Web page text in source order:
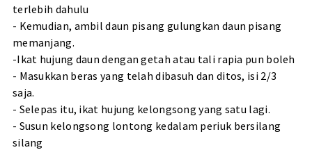
terlebih dahulu
- Kemudian, ambil daun pisang gulungkan daun pisang
memanjang.
-Ikat hujung daun dengan getah atau tali rapia pun boleh
- Masukkan beras yang telah dibasuh dan ditos, isi 2/3
saja.
- Selepas itu, ikat hujung kelongsong yang satu lagi.
- Susun kelongsong lontong kedalam periuk bersilang
silang